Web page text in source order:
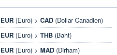
EUR(Euro) > CAD(Dollar Canadien)
EUR(Euro) > THB(Baht)
EUR(Euro) > MAD(Dirham)